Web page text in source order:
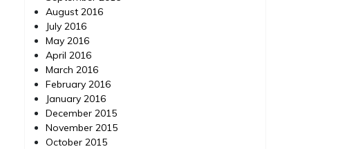
August 2016
July 2016
May 2016
April 2016
March 2016
February 2016
January 2016
December 2015
November 2015
October 2015